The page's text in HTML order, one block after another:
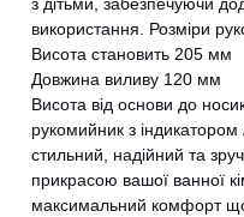
з дітьми, забезпечуючи
використання. Розміри
Висота становить 205 мм
Довжина виливу 120 мм
Висота від основи до
рукомийник з
стильний, надійний та
прикрасою вашої ванної
максимальний комфорт